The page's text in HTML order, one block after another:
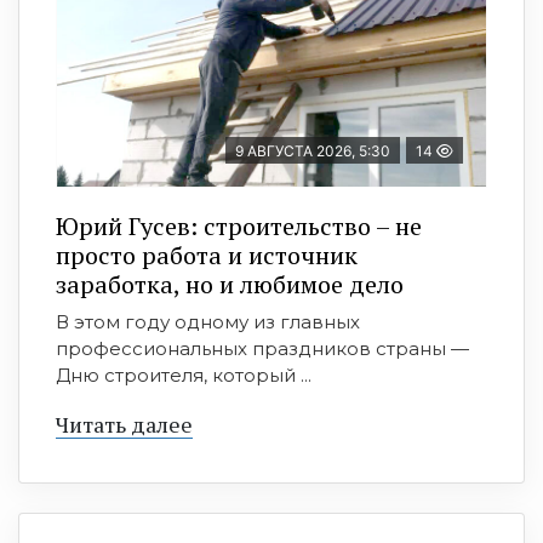
9 АВГУСТА 2026, 5:30 14
Юрий Гусев: строительство – не
просто работа и источник
заработка, но и любимое дело
В этом году одному из главных
профессиональных праздников страны —
Дню строителя, который ...
Читать далее